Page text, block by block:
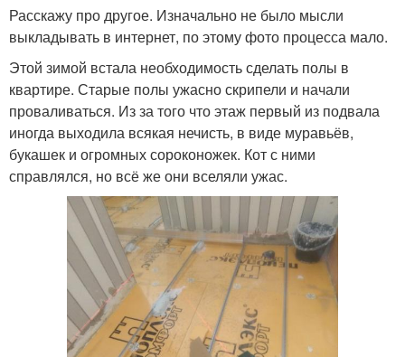
Расскажу про другое. Изначально не было мысли
выкладывать в интернет, по этому фото процесса мало.
Этой зимой встала необходимость сделать полы в
квартире. Старые полы ужасно скрипели и начали
проваливаться. Из за того что этаж первый из подвала
иногда выходила всякая нечисть, в виде муравьёв,
букашек и огромных сороконожек. Кот с ними
справлялся, но всё же они вселяли ужас.